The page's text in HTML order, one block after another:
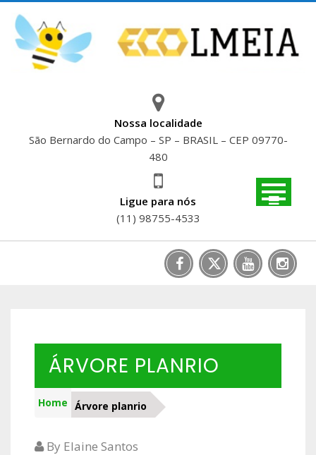
content
Nossa localidade
São Bernardo do Campo – SP – BRASIL – CEP 09770-
480
Ligue para nós
(11) 98755-4533
ÁRVORE PLANRIO
Home Árvore planrio
By Elaine Santos